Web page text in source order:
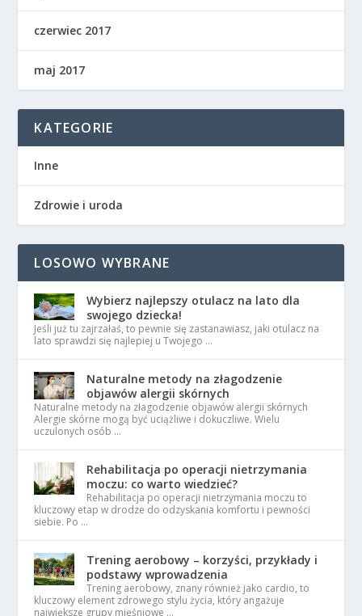
czerwiec 2017
maj 2017
KATEGORIE
Inne
Zdrowie i uroda
LOSOWO WYBRANE
Wybierz najlepszy otulacz na lato dla
swojego dziecka!
Jeśli już tu zajrzałaś, to pewnie się zastanawiasz, jaki otulacz na
lato sprawdzi się najlepiej u Twojego …
Naturalne metody na złagodzenie
objawów alergii skórnych
Naturalne metody na złagodzenie objawów alergii skórnych
Alergie skórne mogą być uciążliwe i dokuczliwe. Wielu
uczulonych osób …
Rehabilitacja po operacji nietrzymania
moczu: co warto wiedzieć?
Rehabilitacja po operacji nietrzymania moczu to
kluczowy etap w drodze do odzyskania komfortu i pewności
siebie. Po …
Trening aerobowy – korzyści, przykłady i
podstawy wprowadzenia
Trening aerobowy, znany również jako cardio, to
kluczowy element zdrowego stylu życia, który angażuje
największe grupy mięśniowe …